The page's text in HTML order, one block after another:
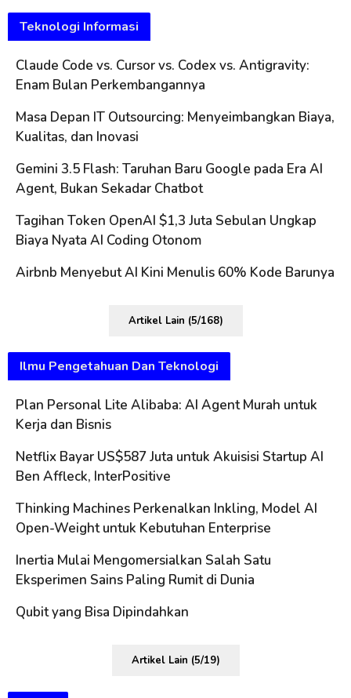
Teknologi Informasi
Claude Code vs. Cursor vs. Codex vs. Antigravity:
Enam Bulan Perkembangannya
Masa Depan IT Outsourcing: Menyeimbangkan Biaya,
Kualitas, dan Inovasi
Gemini 3.5 Flash: Taruhan Baru Google pada Era AI
Agent, Bukan Sekadar Chatbot
Tagihan Token OpenAI $1,3 Juta Sebulan Ungkap
Biaya Nyata AI Coding Otonom
Airbnb Menyebut AI Kini Menulis 60% Kode Barunya
Artikel Lain (5/168)
Ilmu Pengetahuan Dan Teknologi
Plan Personal Lite Alibaba: AI Agent Murah untuk
Kerja dan Bisnis
Netflix Bayar US$587 Juta untuk Akuisisi Startup AI
Ben Affleck, InterPositive
Thinking Machines Perkenalkan Inkling, Model AI
Open-Weight untuk Kebutuhan Enterprise
Inertia Mulai Mengomersialkan Salah Satu
Eksperimen Sains Paling Rumit di Dunia
Qubit yang Bisa Dipindahkan
Artikel Lain (5/19)